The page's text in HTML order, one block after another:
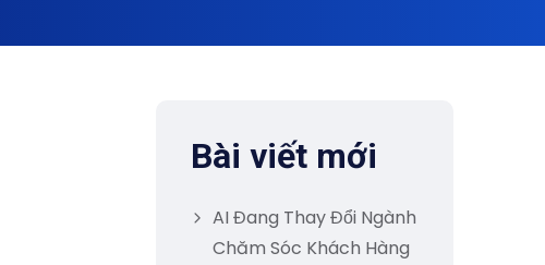
Bài viết mới
AI Đang Thay Đổi Ngành
Chăm Sóc Khách Hàng